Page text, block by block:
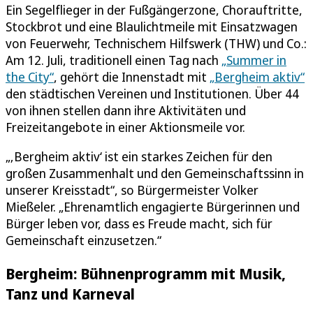
Ein Segelflieger in der Fußgängerzone, Chorauftritte,
Stockbrot und eine Blaulichtmeile mit Einsatzwagen
von Feuerwehr, Technischem Hilfswerk (THW) und Co.:
Am 12. Juli, traditionell einen Tag nach „Summer in
the City“, gehört die Innenstadt mit „Bergheim aktiv“
den städtischen Vereinen und Institutionen. Über 44
von ihnen stellen dann ihre Aktivitäten und
Freizeitangebote in einer Aktionsmeile vor.
„‚Bergheim aktiv‘ ist ein starkes Zeichen für den
großen Zusammenhalt und den Gemeinschaftssinn in
unserer Kreisstadt“, so Bürgermeister Volker
Mießeler. „Ehrenamtlich engagierte Bürgerinnen und
Bürger leben vor, dass es Freude macht, sich für
Gemeinschaft einzusetzen.“
Bergheim: Bühnenprogramm mit Musik,
Tanz und Karneval